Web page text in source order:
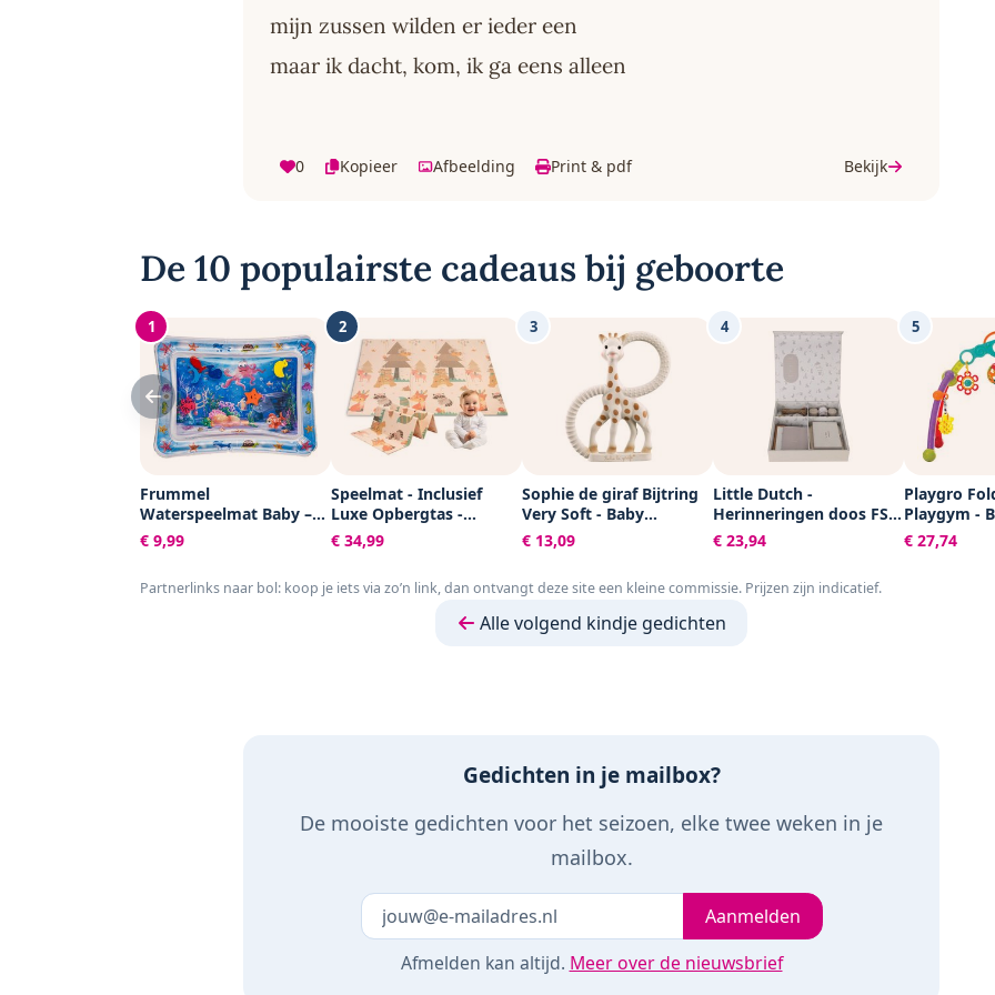
mijn zussen wilden er ieder een
maar ik dacht, kom, ik ga eens alleen
0 Kopieer Afbeelding Print & pdf Bekijk
De 10 populairste cadeaus bij geboorte
1
Frummel
Waterspeelmat Baby –
Watermat – Speelkleed –
Opblaasbaar –
Kraamcadeau - Octopus
€ 9,99
2
Speelmat - Inclusief
Luxe Opbergtas -
Dubbelzijdig -
Speelkleed - Speelmat
Speelmat Foam - 150 x
200 cm - Opvouwbaar -
Beige - Baby Speelgoed
€ 34,99
3
Sophie de giraf Bijtring
Very Soft - Baby
speelgoed -
Kraamcadeau -
100% Natuurlijk rubber -
In gerecyled
geschenkdoosje met
€ 13,09
4
Little Dutch -
Herinneringen doos FSC
- Baby Bunny
€ 23,94
5
Playgro
Playgym -
Speelgoed
€ 27,74
Partnerlinks naar bol: koop je iets via zo’n link, dan ontvangt deze site een kleine commissie. Prijzen zijn indicatief.
Alle volgend kindje gedichten
Gedichten in je mailbox?
De mooiste gedichten voor het seizoen, elke twee weken in je
mailbox.
Laat dit veld leeg Je e-mailadresAanmelden
Afmelden kan altijd. Meer over de nieuwsbrief